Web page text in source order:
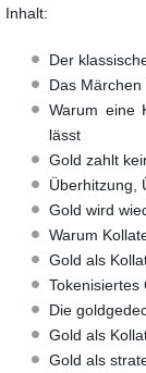
Inhalt:
Der
Das
Warum eine
lässt
Gold zahlt
Überhitzung,
Gold wird
Warum
Gold als
Tokenisiertes
Die
Gold als
Gold als